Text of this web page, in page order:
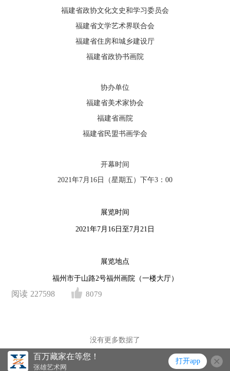
福建省政协文化文史和学习委员会
福建省文学艺术界联合会
福建省住房和城乡建设厅
福建省政协书画院
协办单位
福建省美术家协会
福建省画院
福建省民盟书画学会
开幕时间
2021年7月16日（星期五）下午3：00
展览时间
2021年7月16日至7月21日
展览地点
福州市于山路2号福州画院（一楼大厅）
阅读 227598 8079
没有更多数据了
百万藏家在等您！
张雄艺术网
打开app